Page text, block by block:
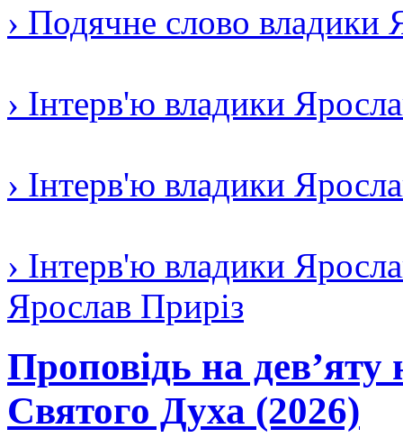
› Подячне слово владики
› Інтерв'ю владики
› Інтерв'ю владики
› Інтерв'ю владики
Ярослав Приріз
Проповідь на дев’яту
Святого Духа (2026)